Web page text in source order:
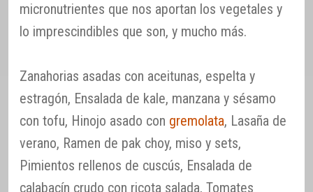
micronutrientes que nos aportan los vegetales y
lo imprescindibles que son, y mucho más.
Zanahorias asadas con aceitunas, espelta y
estragón, Ensalada de kale, manzana y sésamo
con tofu, Hinojo asado con gremolata, Lasaña de
verano, Ramen de pak choy, miso y sets,
Pimientos rellenos de cuscús, Ensalada de
calabacín crudo con ricota salada, Tomates